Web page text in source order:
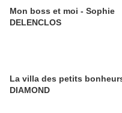
Mon boss et moi - Sophie
DELENCLOS
La villa des petits
DIAMOND